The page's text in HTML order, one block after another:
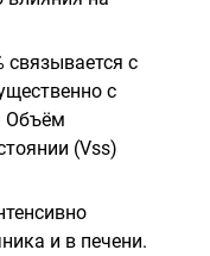
связывается с
с
Объём
(Vss)
и в печени.